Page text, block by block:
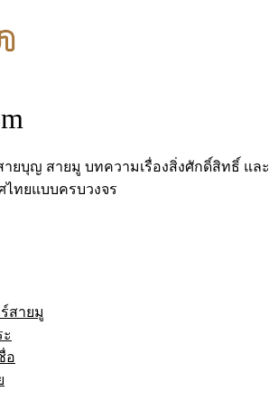
ายบุญ สายมู บทความเรื่องสิ่งศักดิ์สิทธิ์ และ
ไทยแบบครบวงจร
สายมู
อ